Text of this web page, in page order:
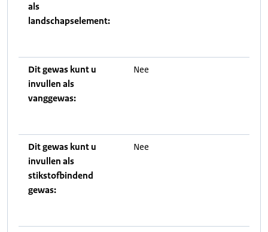
als
landschapselement:
Dit gewas kunt u
invullen als
vanggewas:
Nee
Dit gewas kunt u
invullen als
stikstofbindend
gewas:
Nee